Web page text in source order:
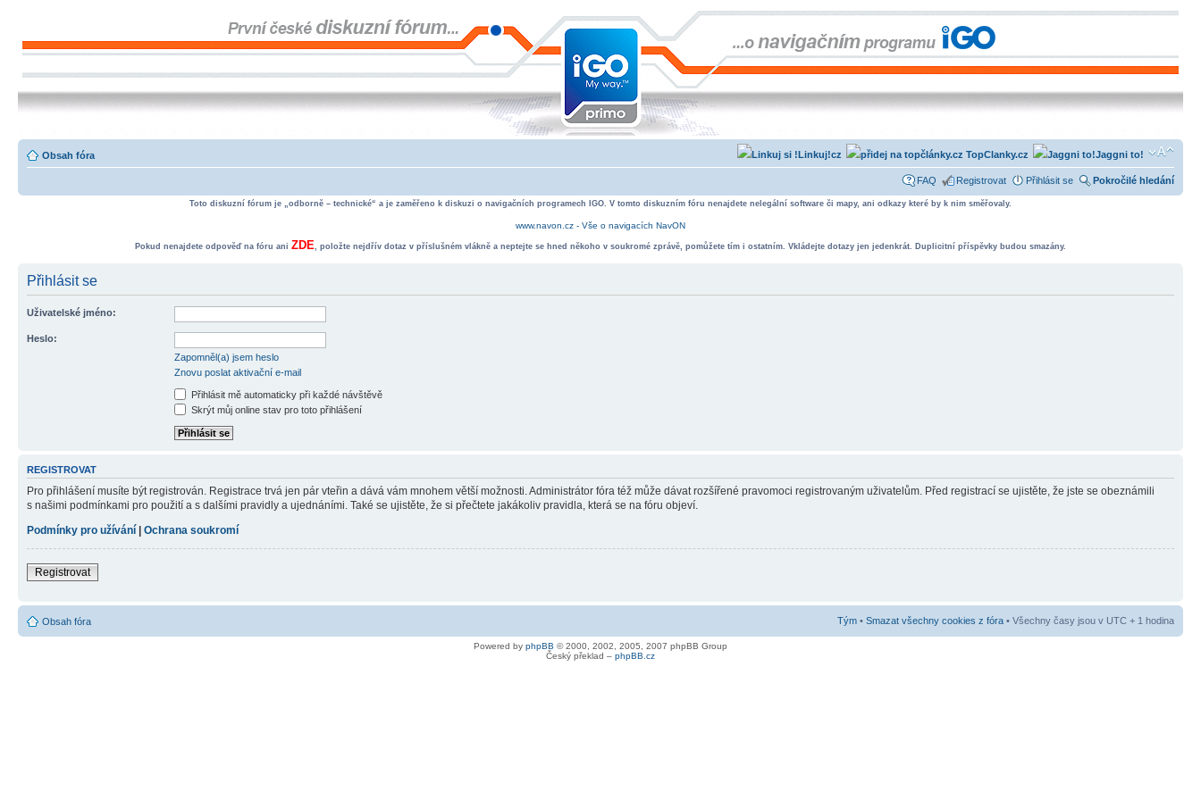
Obsah fóra Jaggni to!
TopClanky.cz
Linkuj!cz
FAQ Registrovat Přihlásit se Pokročilé hledání
Toto diskuzní fórum je „odborně – technické“ a je zaměřeno k diskuzi o navigačních programech IGO. V tomto diskuzním fóru nenajdete nelegální software či mapy, ani odkazy které by k nim směřovaly.
www.navon.cz - Vše o navigacích NavON
Pokud nenajdete odpověď na fóru ani ZDE, položte nejdřív dotaz v příslušném vlákně a neptejte se hned někoho v soukromé zprávě, pomůžete tím i ostatním. Vkládejte dotazy jen jedenkrát. Duplicitní příspěvky budou smazány.
Přihlásit se
Uživatelské jméno:
Heslo:
Zapomněl(a) jsem heslo
Znovu poslat aktivační e-mail
Přihlásit mě automaticky při každé návštěvě
Skrýt můj online stav pro toto přihlášení
REGISTROVAT
Pro přihlášení musíte být registrován. Registrace trvá jen pár vteřin a dává vám mnohem větší možnosti. Administrátor fóra též může dávat rozšířené pravomoci registrovaným uživatelům. Před registrací se ujistěte, že jste se obeznámili
s našimi podmínkami pro použití a s dalšími pravidly a ujednáními. Také se ujistěte, že si přečtete jakákoliv pravidla, která se na fóru objeví.
Podmínky pro užívání | Ochrana soukromí
Registrovat
Obsah fóra Tým • Smazat všechny cookies z fóra • Všechny časy jsou v UTC + 1 hodina
Powered by phpBB © 2000, 2002, 2005, 2007 phpBB Group
Český překlad – phpBB.cz